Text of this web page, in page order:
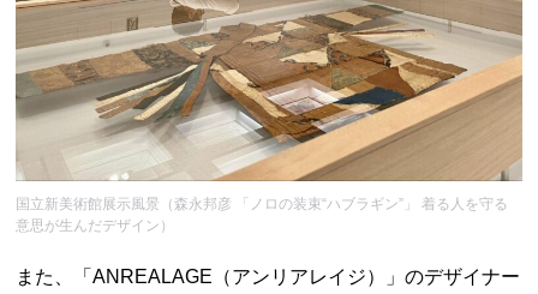
国立新美術館展示風景（森永邦彦 「ノロの装束“ハブラギン”」 着る人を守る
意思が生んだデザイン）
また、「ANREALAGE（アンリアレイジ）」のデザイナー